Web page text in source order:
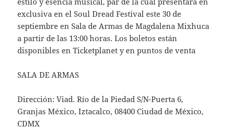
exclusiva en el Soul Dread Festival este 30 de
septiembre en Sala de Armas de Magdalena Mixhuca
a partir de las 13:00 horas. Los boletos están
disponibles en Ticketplanet y en puntos de venta
SALA DE ARMAS
Dirección: Viad. Río de la Piedad S/N-Puerta 6,
Granjas México, Iztacalco, 08400 Ciudad de México,
CDMX